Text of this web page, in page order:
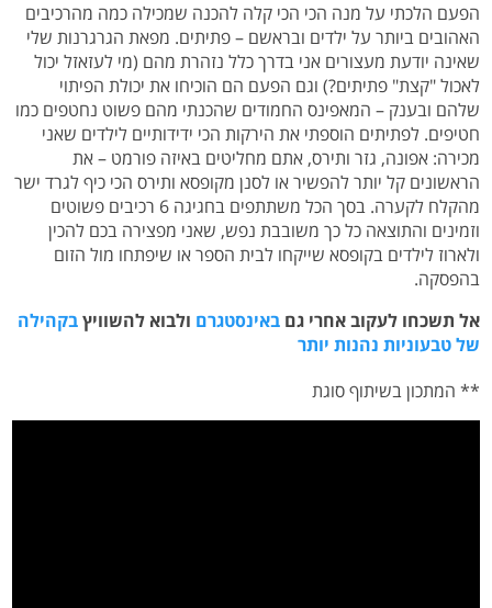
הפעם הלכתי על מנה הכי הכי קלה להכנה שמכילה כמה מהרכיבים
האהובים ביותר על ילדים ובראשם – פתיתים. מפאת הגרגרנות שלי
שאינה יודעת מעצורים אני בדרך כלל נזהרת מהם (מי לעזאזל יכול
לאכול "קצת" פתיתים?) וגם הפעם הם הוכיחו את יכולת הפיתוי
שלהם ובענק – המאפינס החמודים שהכנתי מהם פשוט נחטפים כמו
חטיפים. לפתיתים הוספתי את הירקות הכי ידידותיים לילדים שאני
מכירה: אפונה, גזר ותירס, אתם מחליטים באיזה פורמט – את
הראשונים קל יותר להפשיר או לסנן מקופסא ותירס הכי כיף לגרד ישר
מהקלח לקערה. בסך הכל משתתפים בחגיגה 6 רכיבים פשוטים
וזמינים והתוצאה כל כך משובבת נפש, שאני מפצירה בכם להכין
ולארוז לילדים בקופסא שייקחו לבית הספר או שיפתחו מול הזום
בהפסקה.
אל תשכחו לעקוב אחרי גם באינסטגרם ולבוא להשוויץבקהילה
של טבעוניות נהנות יותר
** המתכון בשיתוף סוגת